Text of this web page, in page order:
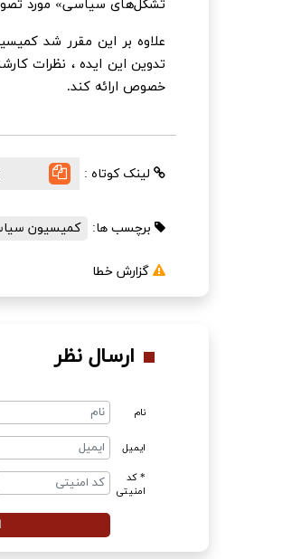
تشکل‌های سیاسی» مورد
علاوه بر این مقرر شد
تدوین این ایده ، نظرات
خصوص ارائه کند.
لینک کوتاه :
برچسب ها: کمیسیون
گزارش خطا
ارسال نظر
نام
ایمیل
* کد
امنیتی